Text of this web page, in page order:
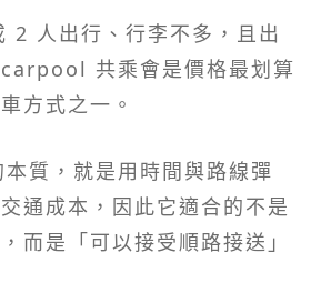
2 人出行、行李不多，且出
共乘會是價格最划算
方式之一。
質，就是用時間與路線彈
通成本，因此它適合的不是
而是「可以接受順路接送」